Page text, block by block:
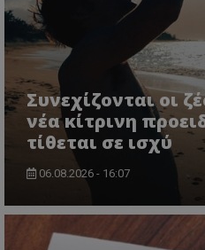
Συνεχίζονται οι
νέα κίτρινη
τίθεται σε ισχύ
06.08.2026 - 16:07